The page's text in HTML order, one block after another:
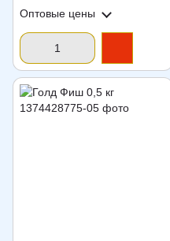
Оптовые цены